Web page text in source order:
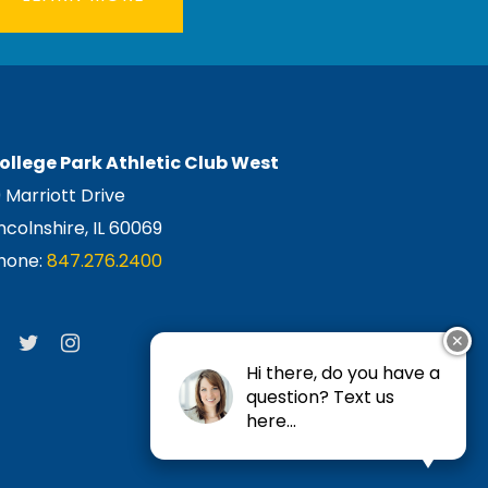
Park Athletic Club West
Marriott Drive
IL 60069
847.276.2400
✕
Hi there, do you have a
question? Text us
here...